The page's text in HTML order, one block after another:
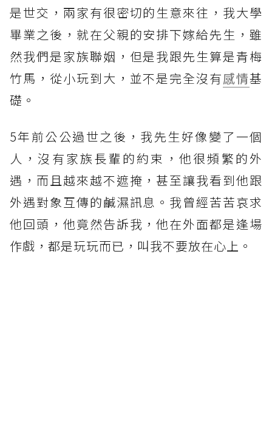
是世交，兩家有很密切的生意來往，我大學
畢業之後，就在父親的安排下嫁給先生，雖
然我們是家族聯姻，但是我跟先生算是青梅
竹馬，從小玩到大，並不是完全沒有感情基
礎。
5年前公公過世之後，我先生好像變了一個
人，沒有家族長輩的約束，他很頻繁的外
遇，而且越來越不遮掩，甚至讓我看到他跟
外遇對象互傳的鹹濕訊息。我曾經苦苦哀求
他回頭，他竟然告訴我，他在外面都是逢場
作戲，都是玩玩而已，叫我不要放在心上。